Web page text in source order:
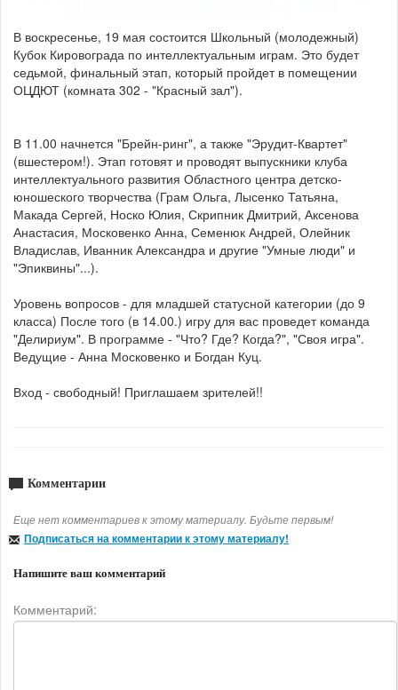
В воскресенье, 19 мая состоится Школьный (молодежный)
Кубок Кировограда по интеллектуальным играм. Это будет
седьмой, финальный этап, который пройдет в помещении
ОЦДЮТ (комната 302 - "Красный зал").
В 11.00 начнется "Брейн-ринг", а также "Эрудит-Квартет"
(вшестером!). Этап готовят и проводят выпускники клуба
интеллектуального развития Областного центра детско-
юношеского творчества (Грам Ольга, Лысенко Татьяна,
Макада Сергей, Носко Юлия, Скрипник Дмитрий, Аксенова
Анастасия, Московенко Анна, Семенюк Андрей, Олейник
Владислав, Иванник Александра и другие "Умные люди" и
"Эпиквины"...).
Уровень вопросов - для младшей статусной категории (до 9
класса) После того (в 14.00.) игру для вас проведет команда
"Делириум". В программе - "Что? Где? Когда?", "Своя игра".
Ведущие - Анна Московенко и Богдан Куц.
Вход - свободный! Приглашаем зрителей!!
Комментарии
Еще нет комментариев к этому материалу. Будьте первым!
Подписаться на комментарии к этому материалу!
Напишите ваш комментарий
Комментарий: